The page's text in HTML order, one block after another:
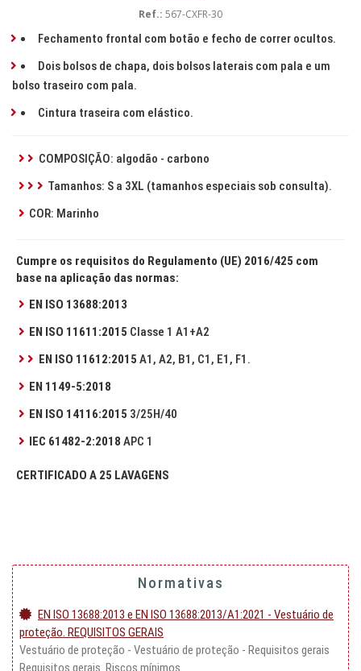
Ref.: 567-CXFR-30
Fechamento frontal com botão e fecho de correr ocultos.
Dois bolsos de chapa, dois bolsos laterais com pala e um
bolso traseiro com pala.
Cintura traseira com elástico.
COMPOSIÇÃO: algodão - carbono
Tamanhos: S a 3XL (tamanhos especiais sob consulta).
COR: Marinho
Cumpre os requisitos do Regulamento (UE) 2016/425 com
base na aplicação das normas:
EN ISO 13688:2013
EN ISO 11611:2015 Classe 1 A1+A2
EN ISO 11612:2015 A1, A2, B1, C1, E1, F1.
EN 1149-5:2018
EN ISO 14116:2015 3/25H/40
IEC 61482-2:2018 APC 1
CERTIFICADO A 25 LAVAGENS
Normativas
EN ISO 13688:2013 e EN ISO 13688:2013/A1:2021 - Vestuário de
proteção. REQUISITOS GERAIS
Vestuário de proteção - Vestuário de proteção - Requisitos gerais
Requisitos gerais. Riscos mínimos.